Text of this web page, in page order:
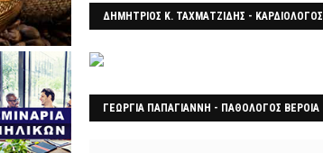
ΔΗΜΗΤΡΙΟΣ Κ. ΤΑΧΜΑΤΖΙΔΗΣ - ΚΑΡΔΙΟΛΟΓΟΣ
ΓΕΩΡΓΙΑ ΠΑΠΑΓΙΑΝΝΗ - ΠΑΘΟΛΟΓΟΣ ΒΕΡΟΙΑ